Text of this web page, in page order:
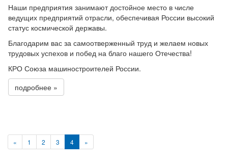
Наши предприятия занимают достойное место в числе
ведущих предприятий отрасли, обеспечивая России высокий
статус космической державы.
Благодарим вас за самоотверженный труд и желаем новых
трудовых успехов и побед на благо нашего Отечества!
КРО Союза машиностроителей России.
подробнее »
« 1 2 3 4 »